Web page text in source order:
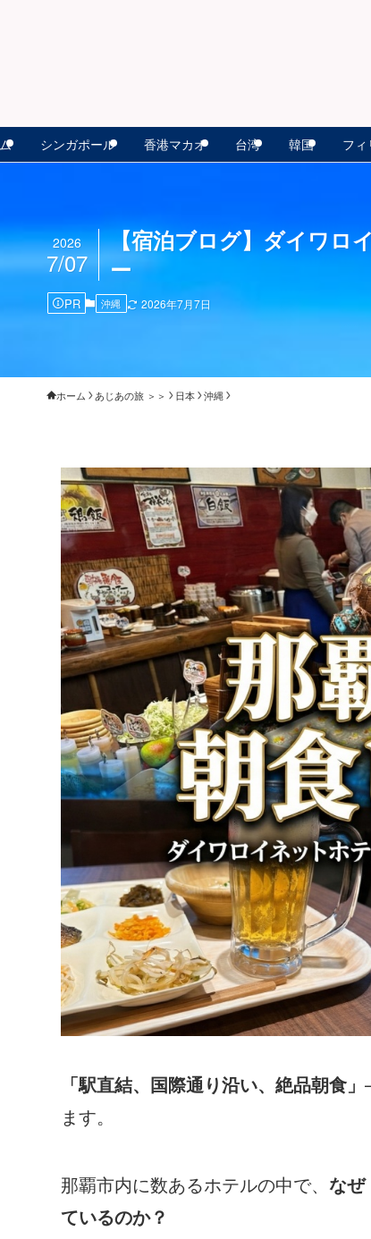
シンガポール 香港マカオ 台湾 韓国 フ
【宿泊ブログ】ダイワロ
ー
2026
7/07
PR 沖縄 2026年7月7日
ホーム あじあの旅 ＞＞ 日本 沖縄
「駅直結、国際通り沿い、絶品朝食」
ます。
那覇市内に数あるホテルの中で、 なぜ
ているのか？